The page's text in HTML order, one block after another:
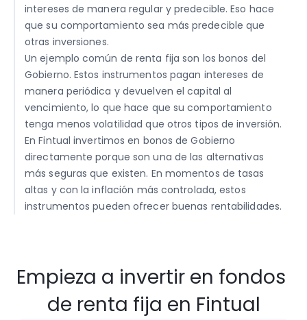
intereses de manera regular y predecible. Eso hace
que su comportamiento sea más predecible que
otras inversiones.
Un ejemplo común de renta fija son los bonos del
Gobierno. Estos instrumentos pagan intereses de
manera periódica y devuelven el capital al
vencimiento, lo que hace que su comportamiento
tenga menos volatilidad que otros tipos de inversión.
En Fintual invertimos en bonos de Gobierno
directamente porque son una de las alternativas
más seguras que existen. En momentos de tasas
altas y con la inflación más controlada, estos
instrumentos pueden ofrecer buenas rentabilidades.
Empieza a invertir en fondos
de renta fija en Fintual